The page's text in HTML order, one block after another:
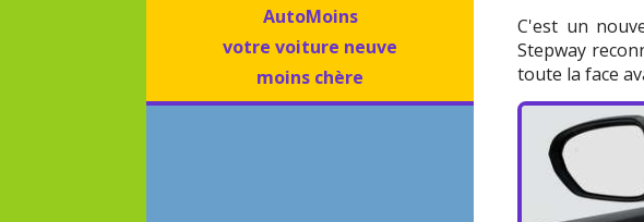
AutoMoins
votre voiture neuve
moins chère
C'est un
Stepway
toute la face